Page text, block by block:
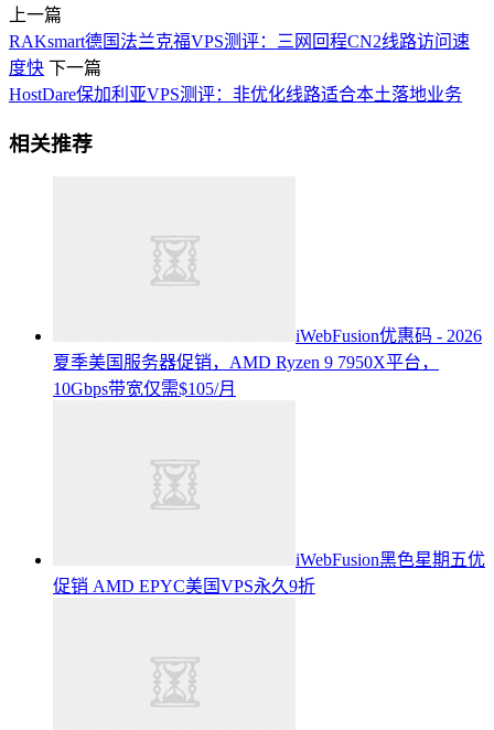
上一篇
RAKsmart德国法兰克福VPS测评：三网回程CN2线路访问速
度快 下一篇
HostDare保加利亚VPS测评：非优化线路适合本土落地业务
相关推荐
iWebFusion优惠码 - 2026
夏季美国服务器促销，AMD Ryzen 9 7950X平台，
10Gbps带宽仅需$105/月
iWebFusion黑色星期五优
促销 AMD EPYC美国VPS永久9折